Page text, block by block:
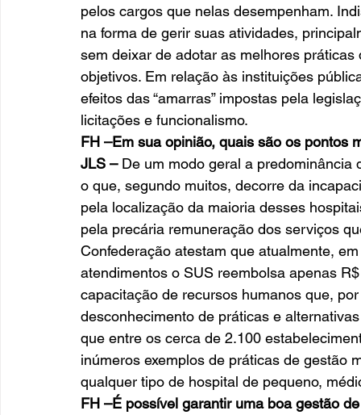
pelos cargos que nelas desempenham.
na forma de gerir suas atividades,
sem deixar de adotar as melhores
objetivos. Em relação às instituições
efeitos das “amarras” impostas pela
licitações e funcionalismo.
FH –Em sua opinião, quais são os pontos
JLS – De um modo geral a predominância
o que, segundo muitos, decorre da
pela localização da maioria desses
pela precária remuneração dos serviços
Confederação atestam que atualmente,
atendimentos o SUS reembolsa apenas
capacitação de recursos humanos que,
desconhecimento de práticas e
que entre os cerca de 2.100
inúmeros exemplos de práticas de gestão
qualquer tipo de hospital de pequeno,
FH –É possível garantir uma boa gestão